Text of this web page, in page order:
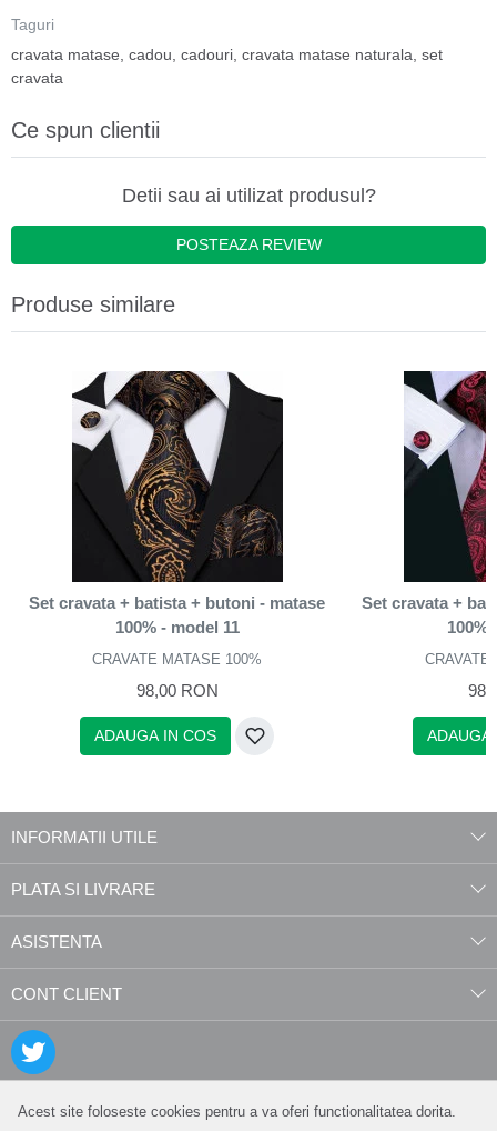
Acest site foloseste cookies pentru a va oferi functionalitatea dorita.
Taguri
cravata matase cadou cadouri cravata matase naturala set
cravata
Ce spun clientii
Detii sau ai utilizat produsul?
POSTEAZA REVIEW
Produse similare
Set cravata + batista + butoni - matase
100% - model 11
CRAVATE MATASE 100%
98,00 RON
ADAUGA IN COS
Set cravata +
100%
CRAVATE
ADAUGA
INFORMATII UTILE
PLATA SI LIVRARE
ASISTENTA
CONT CLIENT